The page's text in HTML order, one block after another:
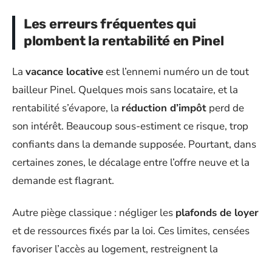
Les erreurs fréquentes qui
plombent la rentabilité en Pinel
La vacance locativeest l’ennemi numéro un de tout
bailleur Pinel. Quelques mois sans locataire, et la
rentabilité s’évapore, la réduction d’impôt perd de
son intérêt. Beaucoup sous-estiment ce risque, trop
confiants dans la demande supposée. Pourtant, dans
certaines zones, le décalage entre l’offre neuve et la
demande est flagrant.
Autre piège classique : négliger les plafonds de loyer
et de ressources fixés par la loi. Ces limites, censées
favoriser l’accès au logement, restreignent la